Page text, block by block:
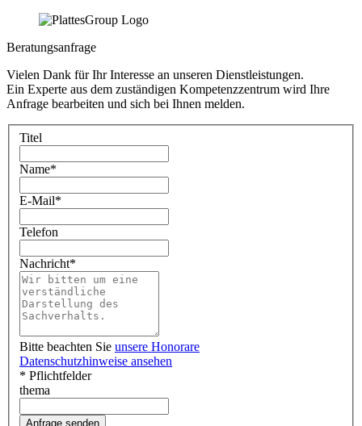
Beratungsanfrage
Vielen Dank für Ihr Interesse an unseren Dienstleistungen.
Ein Experte aus dem zuständigen Kompetenzzentrum wird Ihre
Anfrage bearbeiten und sich bei Ihnen melden.
Titel
Name*
E-Mail*
Telefon
Nachricht*
Bitte beachten Sie unsere Honorare
Datenschutzhinweise ansehen
* Pflichtfelder
thema